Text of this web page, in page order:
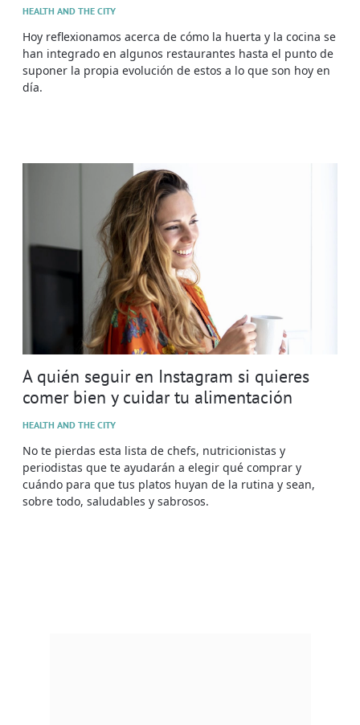
HEALTH AND THE CITY
Hoy reflexionamos acerca de cómo la huerta y la cocina se
han integrado en algunos restaurantes hasta el punto de
suponer la propia evolución de estos a lo que son hoy en
día.
A quién seguir en Instagram si quieres
comer bien y cuidar tu alimentación
HEALTH AND THE CITY
No te pierdas esta lista de chefs, nutricionistas y
periodistas que te ayudarán a elegir qué comprar y
cuándo para que tus platos huyan de la rutina y sean,
sobre todo, saludables y sabrosos.